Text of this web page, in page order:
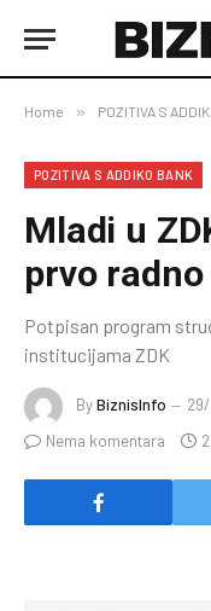
Home » POZITIVA S
POZITIVA S ADDIKO BANK
Mladi u
prvo
Potpisan program
institucijama ZDK
ByBiznisInfo
Nema komentara